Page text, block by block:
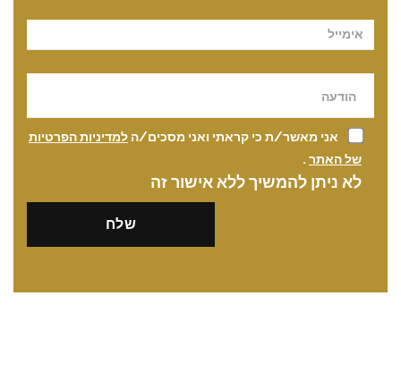
אני מאשר/ת כי קראתי ואני מסכים/ה למדיניות הפרטיות
של האתר .
לא ניתן להמשיך ללא אישור זה